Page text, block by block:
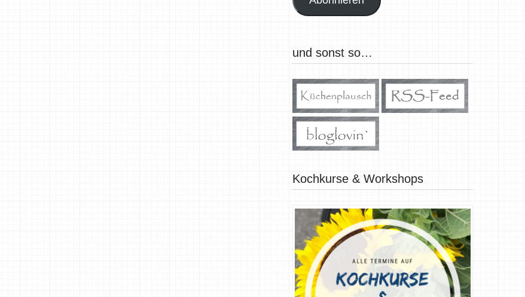
und sonst so…
Kochkurse & Workshops